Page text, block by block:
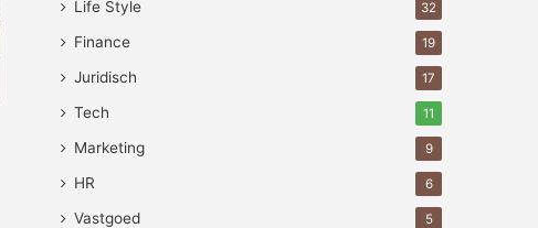
Life Style 32
Finance 19
Juridisch 17
Tech 11
Marketing 9
HR 6
Vastgoed 5